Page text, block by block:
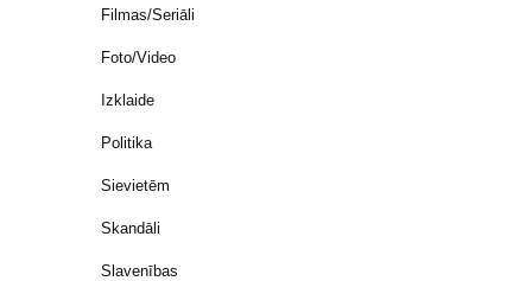
Filmas/Seriāli
Foto/Video
Izklaide
Politika
Sievietēm
Skandāli
Slavenības